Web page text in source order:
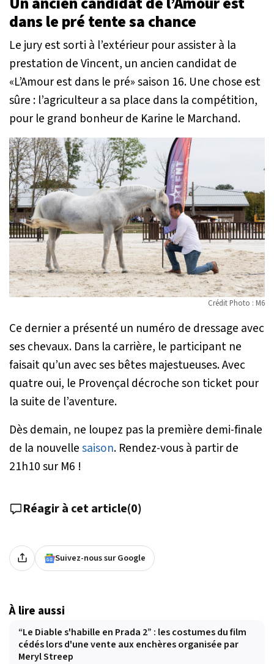
dans le pré tente sa chance
Le jury est sorti à l’extérieur pour assister à la
prestation de Vincent, un ancien candidat de
«L’Amour est dans le pré» saison 16. Une chose est
sûre : l’agriculteur a sa place dans la compétition,
pour le grand bonheur de Karine le Marchand.
Crédit Photo : M6
Ce dernier a présenté un numéro de dressage avec
ses chevaux. Dans la carrière, le participant ne
faisait qu’un avec ses bêtes majestueuses. Avec
quatre oui, le Provençal décroche son ticket pour
la suite de l’aventure.
Dès demain, ne loupez pas la première demi-finale
de la nouvellesaison. Rendez-vous à partir de
21h10 sur M6 !
Réagir à cet article(0)
Suivez-nous sur Google
À lire aussi
“Le Diable s'habille en Prada 2” : les costumes du film
cédés lors d'une vente aux enchères organisée par
Meryl Streep